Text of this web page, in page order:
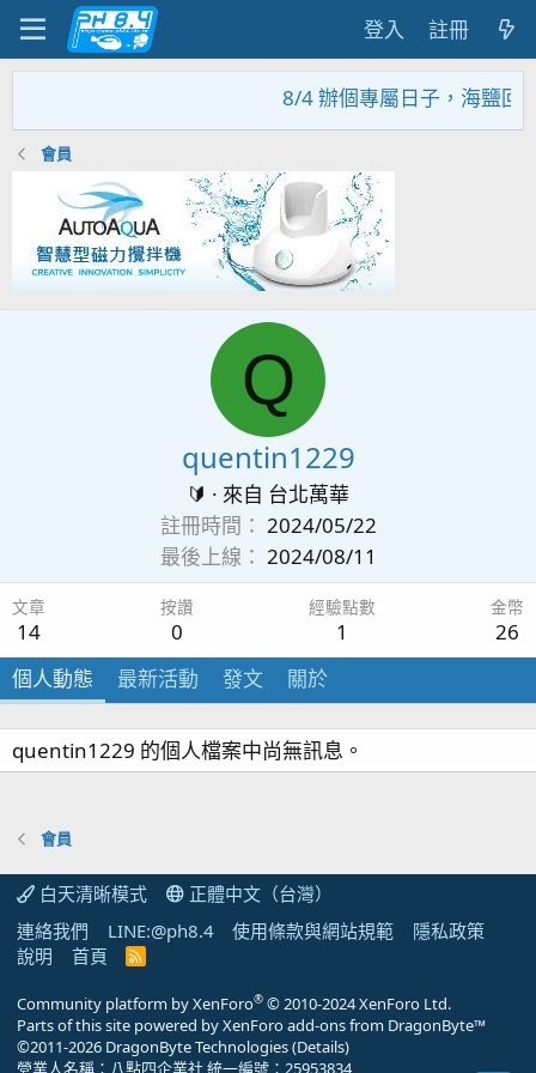
登入 註冊
8/4 辦個專屬日子，海鹽回
會員
Q
quentin1229
🔰 · 來自 台北萬華
註冊時間
2024/05/22
最後上線
2024/08/11
文章
14
按讚
0
經驗點數
1
金幣
26
個人動態
最新活動 發文 關於
quentin1229 的個人檔案中尚無訊息。
會員
白天清晰模式
正體中文（台灣）
連絡我們
LINE:@ph8.4 使用條款與網站規範
隱私政策
說明
首頁
R
Community platform by XenForo® © 2010-2024 XenForo Ltd.
Parts of this site powered byXenForo add-ons from DragonByte™
©2011-2026 DragonByte Technologies(Details)
營業人名稱：八點四企業社 統一編號：25953834